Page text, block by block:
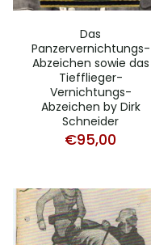
Das
Panzervernichtungs-
Abzeichen sowie das
Tiefflieger-
Vernichtungs-
Abzeichen by Dirk
Schneider
€95,00